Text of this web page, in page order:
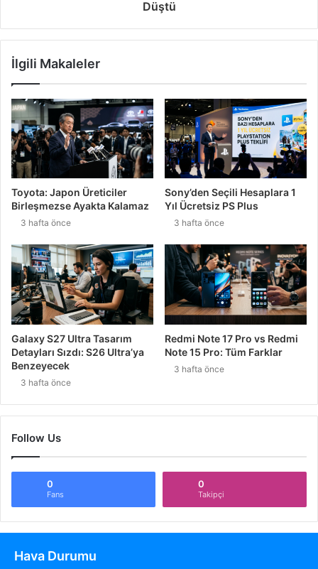
Düştü
İlgili Makaleler
Toyota: Japon Üreticiler
Birleşmezse Ayakta Kalamaz
3 hafta önce
Sony’den Seçili Hesaplara 1
Yıl Ücretsiz PS Plus
3 hafta önce
Galaxy S27 Ultra Tasarım
Detayları Sızdı: S26 Ultra’ya
Benzeyecek
3 hafta önce
Redmi Note 17 Pro vs Redmi
Note 15 Pro: Tüm Farklar
3 hafta önce
Follow Us
0
Fans
0
Takipçi
Hava Durumu